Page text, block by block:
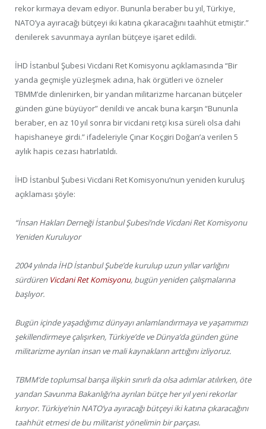
rekor kırmaya devam ediyor. Bununla beraber bu yıl, Türkiye,
NATO’ya ayıracağı bütçeyi iki katına çıkaracağını taahhüt etmiştir.”
denilerek savunmaya ayrılan bütçeye işaret edildi.
İHD İstanbul Şubesi Vicdani Ret Komisyonu açıklamasında “Bir
yanda geçmişle yüzleşmek adına, hak örgütleri ve özneler
TBMM’de dinlenirken, bir yandan militarizme harcanan bütçeler
günden güne büyüyor” denildi ve ancak buna karşın “Bununla
beraber, en az 10 yıl sonra bir vicdani retçi kısa süreli olsa dahi
hapishaneye girdi.” ifadeleriyle Çınar Koçgiri Doğan’a verilen 5
aylık hapis cezası hatırlatıldı.
İHD İstanbul Şubesi Vicdani Ret Komisyonu’nun yeniden kuruluş
açıklaması şöyle:
“İnsan Hakları Derneği İstanbul Şubesi’nde Vicdani Ret Komisyonu
Yeniden Kuruluyor
2004 yılında İHD İstanbul Şube’de kurulup uzun yıllar varlığını
sürdüren Vicdani Ret Komisyonu, bugün yeniden çalışmalarına
başlıyor.
Bugün içinde yaşadığımız dünyayı anlamlandırmaya ve yaşamımızı
şekillendirmeye çalışırken, Türkiye’de ve Dünya’da günden güne
militarizme ayrılan insan ve mali kaynakların arttığını izliyoruz.
TBMM’de toplumsal barışa ilişkin sınırlı da olsa adımlar atılırken, öte
yandan Savunma Bakanlığı’na ayrılan bütçe her yıl yeni rekorlar
kırıyor. Türkiye’nin NATO’ya ayıracağı bütçeyi iki katına çıkaracağını
taahhüt etmesi de bu militarist yönelimin bir parçası.